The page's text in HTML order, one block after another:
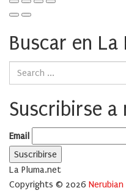
Buscar en La
Suscribirse
Email
La Pluma.net
Copyrights © 2026